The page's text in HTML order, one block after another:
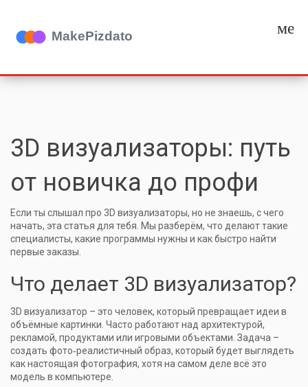
3D визуализаторы: путь
от новичка до профи
Если ты слышал про 3D визуализаторы, но не знаешь, с чего
начать, эта статья для тебя. Мы разберём, что делают такие
специалисты, какие программы нужны и как быстро найти
первые заказы.
Что делает 3D визуализатор?
3D визуализатор – это человек, который превращает идеи в
объёмные картинки. Часто работают над архитектурой,
рекламой, продуктами или игровыми объектами. Задача –
создать фото‑реалистичный образ, который будет выглядеть
как настоящая фотография, хотя на самом деле всё это
модель в компьютере.